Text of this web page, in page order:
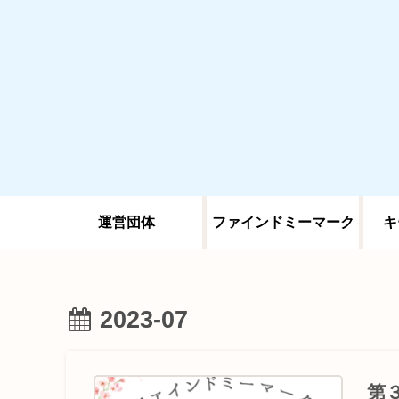
運営団体 ファインドミーマーク
2023-07
第